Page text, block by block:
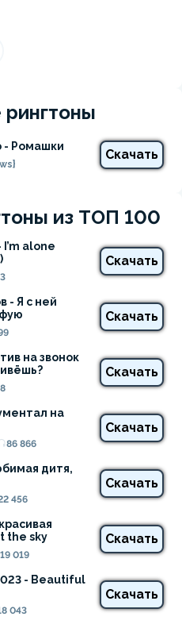
- Ромашки
Скачать
из ТОП 100
alone
Скачать
- Я с ней
Скачать
на звонок
Скачать
на
86 866
Скачать
дитя,
456
Скачать
the sky
19 019
Скачать
- Beautiful
043
Скачать